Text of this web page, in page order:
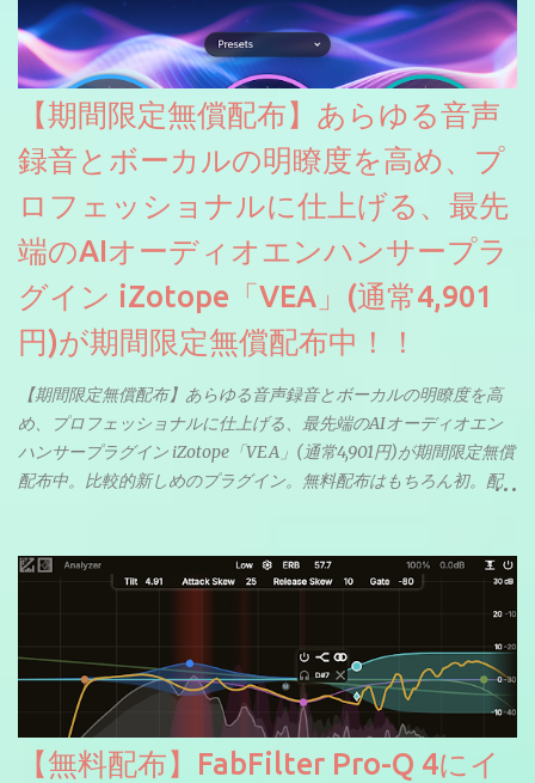
【期間限定無償配布】あらゆる音声
録音とボーカルの明瞭度を高め、プ
ロフェッショナルに仕上げる、最先
端のAIオーディオエンハンサープラ
グイン iZotope「VEA」(通常4,901
円)が期間限定無償配布中！！
【期間限定無償配布】あらゆる音声録音とボーカルの明瞭度を高
め、プロフェッショナルに仕上げる、最先端のAIオーディオエン
ハンサープラグイン iZotope「VEA」(通常4,901円)が期間限定無償
配布中。比較的新しめのプラグイン。無料配布はもちろん初。配
【無料配布】FabFilter Pro-Q 4にイ